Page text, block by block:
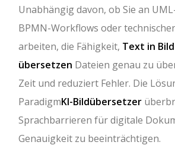
Unabhängig davon, ob Sie an
BPMN-Workflows oder
arbeiten, die Fähigkeit, Text in
übersetzen Dateien genau zu
Zeit und reduziert Fehler. Die
ParadigmKI-Bildübersetzer
Sprachbarrieren für digitale
Genauigkeit zu beeinträchtigen.